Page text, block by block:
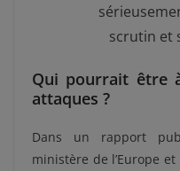
scrutin et
Qui pourrait être
attaques ?
Dans un rapport
ministère de l’Europe